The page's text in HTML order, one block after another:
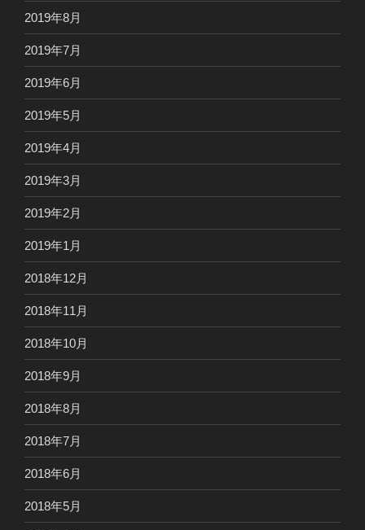
2019年8月
2019年7月
2019年6月
2019年5月
2019年4月
2019年3月
2019年2月
2019年1月
2018年12月
2018年11月
2018年10月
2018年9月
2018年8月
2018年7月
2018年6月
2018年5月